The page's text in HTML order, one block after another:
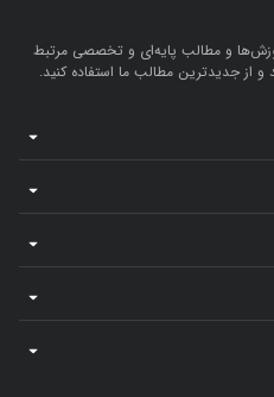
و مطالب پایه‌ای و تخصصی مرتبط
و از جدیدترین مطالب ما استفاده کنید.